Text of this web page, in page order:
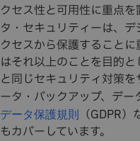
クセス性と可用性に重点
タ・セキュリティーは、デ
クセスから保護すること
はそれ以上のことを目的
と同じセキュリティ対策
ータ・バックアップ、デ
データ保護規則 （GDPR
もカバーしています。